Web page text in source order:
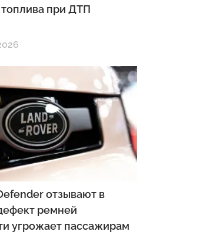
топлива при ДТП
отзывают в
ремней
угрожает пассажирам